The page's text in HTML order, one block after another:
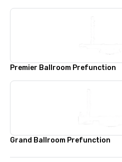
Premier Ballroom Prefunction
Grand Ballroom Prefunction